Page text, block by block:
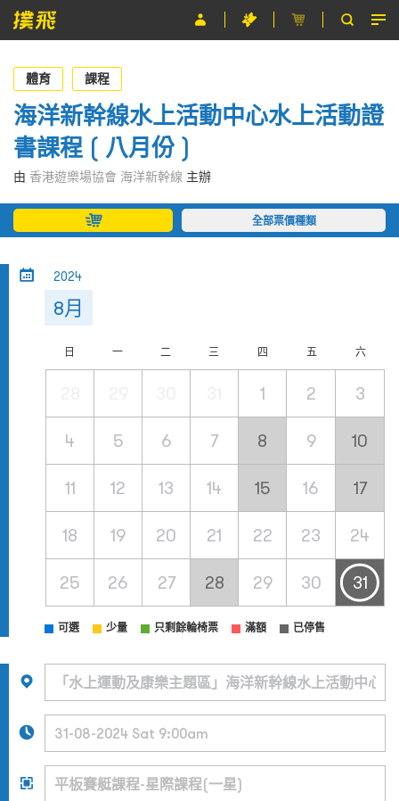
節目
主辦單位
關於撲飛
條款及細則
EN
體育 課程
海洋新幹線水上活動中心水上活動證
書課程 ( 八月份 )
由 香港遊樂場協會 海洋新幹線 主辦
全部票價種類
2024
8月
日 一 二 三 四 五 六
1 2 3
4 5 6 7 8 9 10
11 12 13 14 15 16 17
18 19 20 21 22 23 24
25 26 27 28 29 30 31
可選 少量 只剩餘輪椅票 滿額 已停售